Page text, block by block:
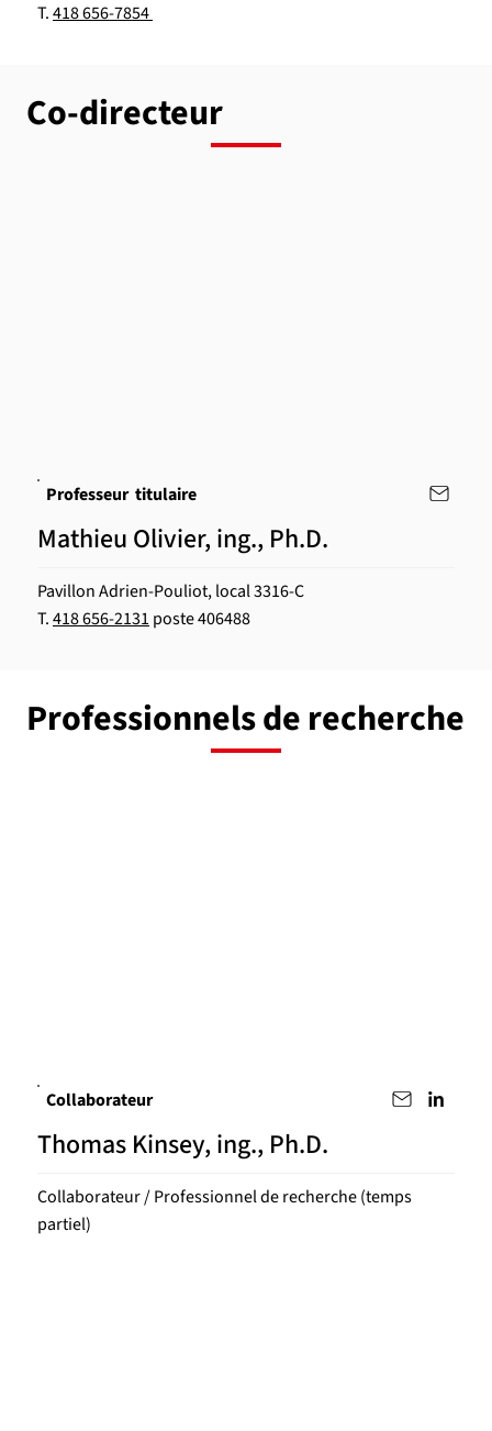
T.418 656-7854
Co-directeur
Professeur titulaire
Mathieu Olivier, ing., Ph.D.
Pavillon Adrien-Pouliot, local 3316-C
T.418 656-2131 poste 406488
Professionnels de recherche
Collaborateur
Thomas Kinsey, ing., Ph.D.
Collaborateur / Professionnel de recherche (temps
partiel)